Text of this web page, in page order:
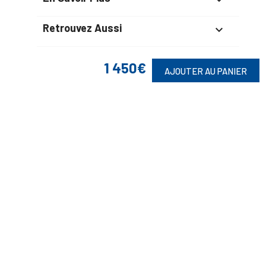
1 450€ AJOUTER AU PANIER
Retrouvez Aussi 